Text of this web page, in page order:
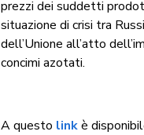
prezzi dei suddetti
situazione di crisi tra
dell’Unione all’atto
concimi azotati.
A questo linkè